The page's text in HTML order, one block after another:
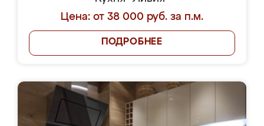
Цена: от 38 000 руб. за п.м.
ПОДРОБНЕЕ